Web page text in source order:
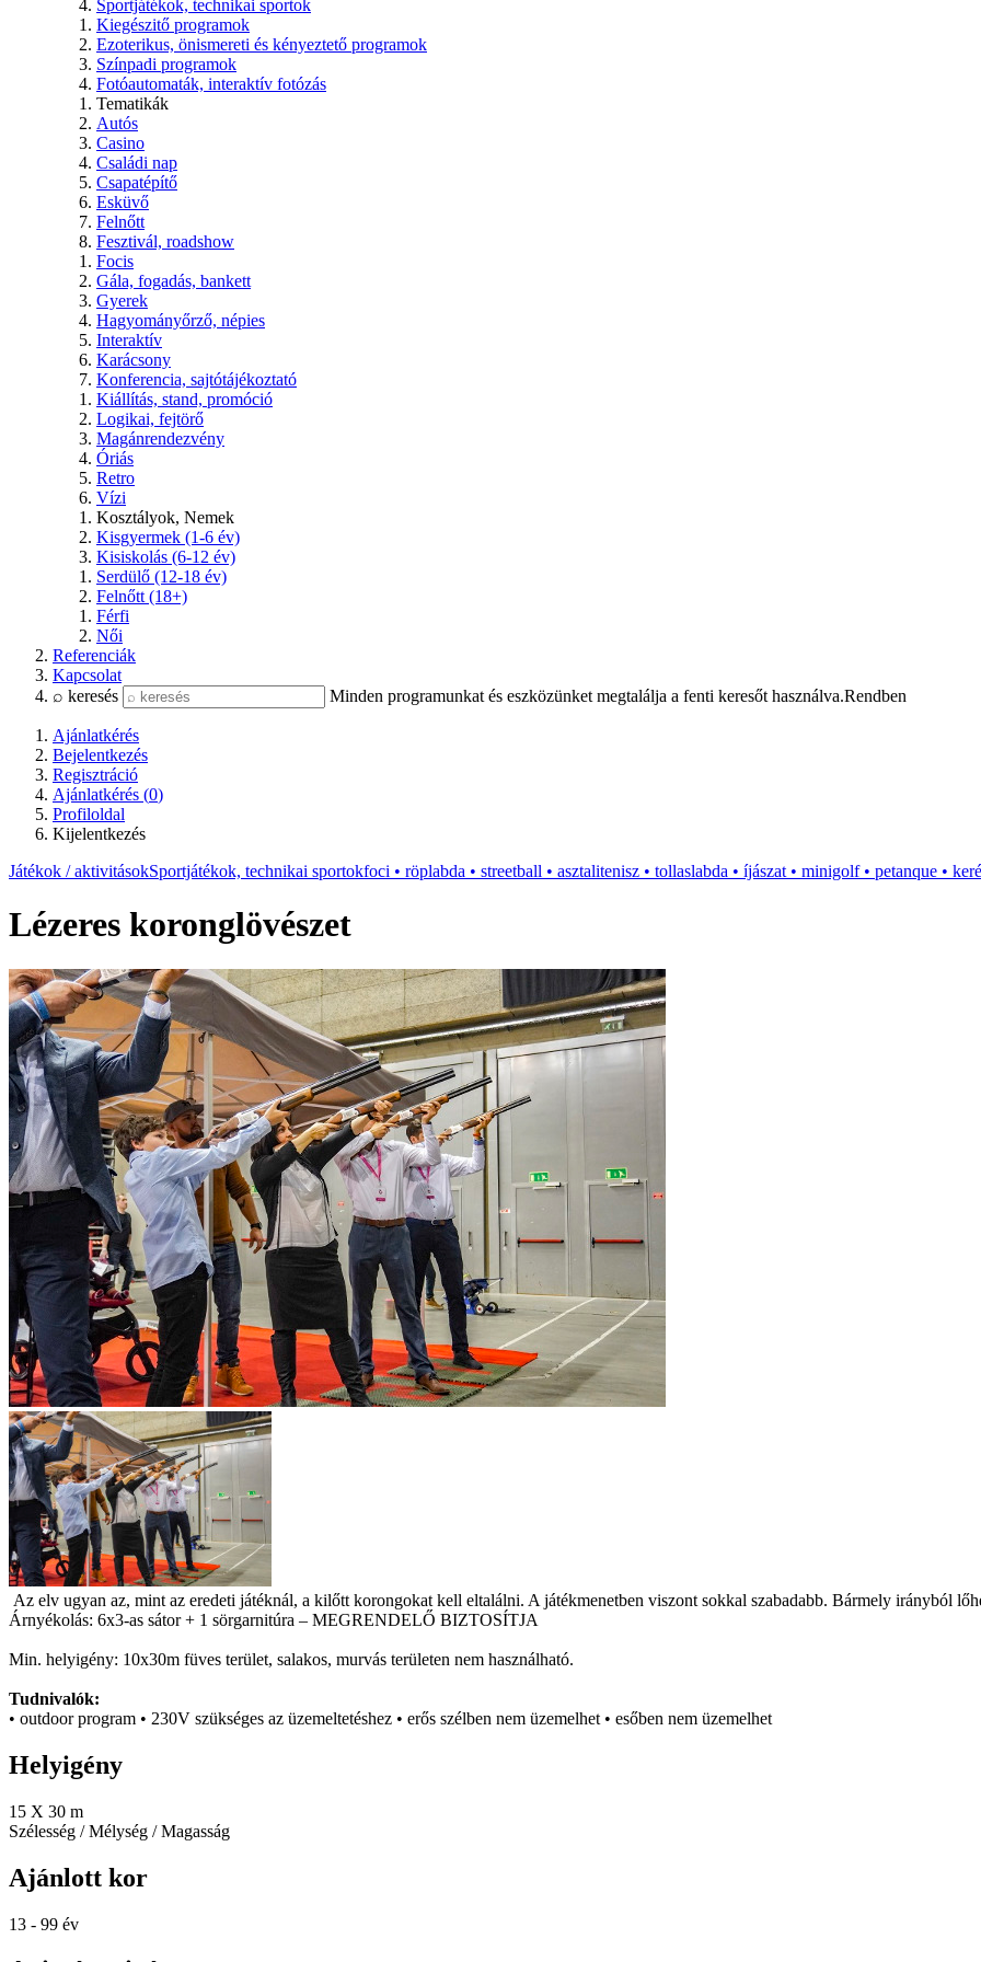
Sportjátékok, technikai sportok
Kiegészitő programok
Ezoterikus, önismereti és kényeztető programok
Színpadi programok
Fotóautomaták, interaktív fotózás
Tematikák
Autós
Casino
Családi nap
Csapatépítő
Esküvő
Felnőtt
Fesztivál, roadshow
Focis
Gála, fogadás, bankett
Gyerek
Hagyományőrző, népies
Interaktív
Karácsony
Konferencia, sajtótájékoztató
Kiállítás, stand, promóció
Logikai, fejtörő
Magánrendezvény
Óriás
Retro
Vízi
Kosztályok, Nemek
Kisgyermek (1-6 év)
Kisiskolás (6-12 év)
Serdülő (12-18 év)
Felnőtt (18+)
Férfi
Női
Referenciák
Kapcsolat
⌕ keresés
Minden programunkat és eszközünket megtalálja a fenti keresőt használva.Rendben
Ajánlatkérés
Bejelentkezés
Regisztráció
Ajánlatkérés (0)
Profiloldal
Kijelentkezés
Játékok / aktivitásokSportjátékok, technikai sportokfoci • röplabda • streetball • asztalitenisz • tollaslabda • íjászat • minigolf • petanque •
Lézeres koronglövészet
Az elv ugyan az, mint az eredeti játéknál, a kilőtt korongokat kell eltalálni. A játékmenetben viszont sokkal szabadabb. Bármely irányból
Árnyékolás: 6x3-as sátor + 1 sörgarnitúra – MEGRENDELŐ BIZTOSÍTJA
Min. helyigény: 10x30m füves terület, salakos, murvás területen nem használható.
Tudnivalók:
• outdoor program • 230V szükséges az üzemeltetéshez • erős szélben nem üzemelhet • esőben nem üzemelhet
Helyigény
15 X 30 m
Szélesség / Mélység / Magasság
Ajánlott kor
13 - 99 év